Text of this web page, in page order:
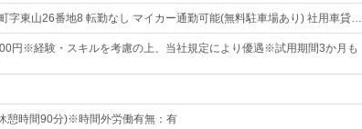
字東山26番地8 転勤なし マイカー通勤可能(無料駐車場あり) 社用車貸…
円※経験・スキルを考慮の上、当社規定により優遇※試用期間3か月も
憩時間90分)※時間外労働有無：有